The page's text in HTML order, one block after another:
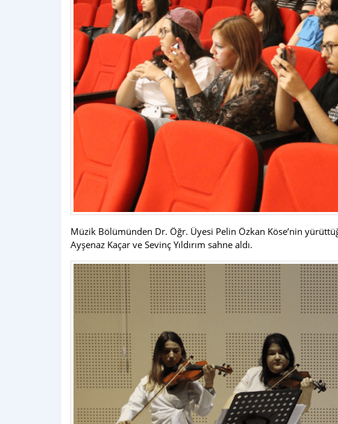
Müzik Bölümünden Dr. Öğr. Üyesi Pelin Özkan Köse’nin
Ayşenaz Kaçar ve Sevinç Yıldırım sahne aldı.